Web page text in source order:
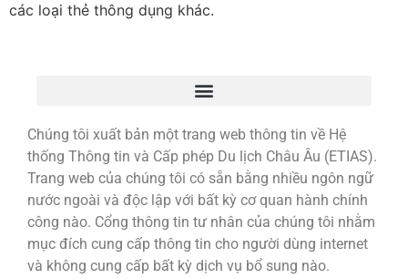
các loại thẻ thông dụng khác.
Chúng tôi xuất bản một trang web thông tin về Hệ
thống Thông tin và Cấp phép Du lịch Châu Âu (ETIAS).
Trang web của chúng tôi có sẵn bằng nhiều ngôn ngữ
nước ngoài và độc lập với bất kỳ cơ quan hành chính
công nào. Cổng thông tin tư nhân của chúng tôi nhằm
mục đích cung cấp thông tin cho người dùng internet
và không cung cấp bất kỳ dịch vụ bổ sung nào.